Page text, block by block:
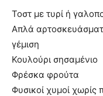
Τοστ με τυρί ή
Απλά
γέμιση
Κουλούρι σησαμένιο
Φρέσκα φρούτα
Φυσικοί χυμοί χωρίς